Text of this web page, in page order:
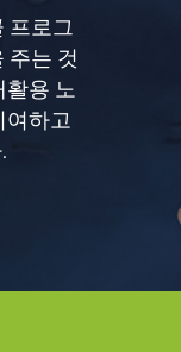
프로그
주는 것
활용 노
여하고